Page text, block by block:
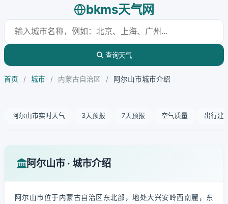
bkms天气网
查询天气
首页 / 城市 / 内蒙古自治区 / 阿尔山市城市介绍
阿尔山市实时天气 3天预报 7天预报 空气质量 出行建
阿尔山市 · 城市介绍
阿尔山市位于内蒙古自治区东北部，地处大兴安岭西南麓，东